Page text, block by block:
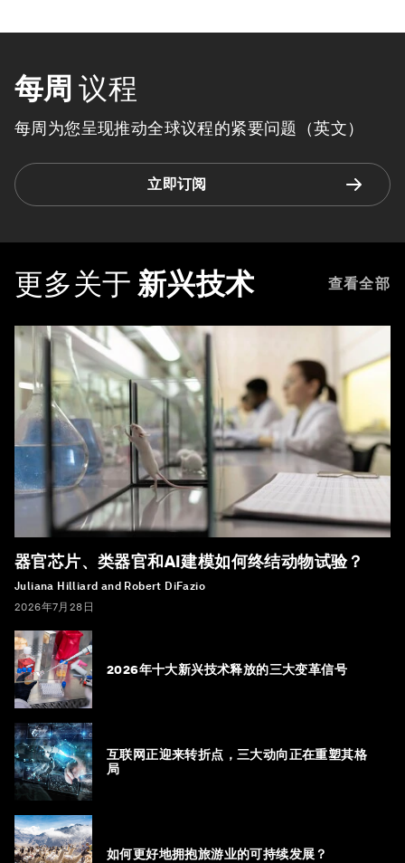
每周 议程
每周为您呈现推动全球议程的紧要问题（英文）
立即订阅
更多关于 新兴技术 查看全部
器官芯片、类器官和AI建模如何终结动物试验？
Juliana Hilliard and Robert DiFazio
2026年7月28日
2026年十大新兴技术释放的三大变革信号
互联网正迎来转折点，三大动向正在重塑其格
局
如何更好地拥抱旅游业的可持续发展？